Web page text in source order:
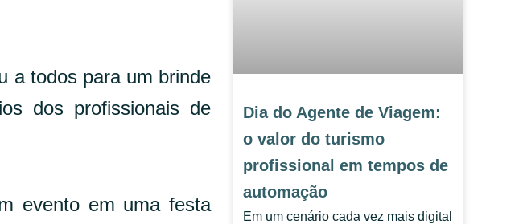
a todos para um brinde
dos profissionais de
evento em uma festa
Dia do Agente de Viagem:
o valor do turismo
profissional em tempos de
automação
Em um cenário cada vez mais digital